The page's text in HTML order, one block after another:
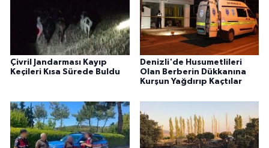
Çivril Jandarması Kayıp
Keçileri Kısa Sürede Buldu
Denizli'de Husumetlileri
Olan Berberin Dükkanına
Kurşun Yağdırıp Kaçtılar